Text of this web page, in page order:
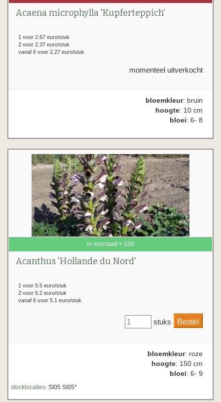
Acaena microphylla 'Kupferteppich'
1 voor 2.67 euro/stuk
2 voor 2.37 euro/stuk
vanaf 6 voor 2.27 euro/stuk
momenteel uitverkocht
bloemkleur: bruin
hoogte: 10 cm
bloei: 6- 8
in voorraad > 150
Acanthus 'Hollande du Nord'
1 voor 5.5 euro/stuk
2 voor 5.2 euro/stuk
vanaf 6 voor 5.1 euro/stuk
stuks
bloemkleur: roze
hoogte: 150 cm
bloei: 6- 9
stocklocaties: SI05 SI05*